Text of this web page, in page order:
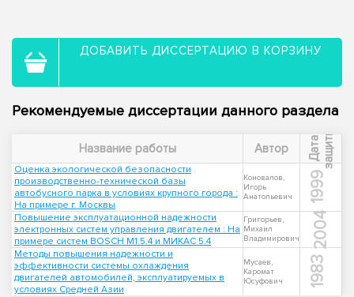
ДОБАВИТЬ ДИССЕРТАЦИЮ В КОРЗИНУ
Рекомендуемые диссертации данного раздела
Название работы Автор Д
а
т
а
з
а
щ
и
т ы
Оценка экологической безопасности
производственно-технической базы
автобусного парка в условиях крупного города :
На примере г. Москвы
Коновалов,
Игорь
Анатольевич
1999
Повышение эксплуатационной надежности
электронных систем управления двигателем : На
примере систем BOSCH M1.5.4 и МИКАС 5.4
Григорьев,
Михаил
Владимирович
2004
Методы повышения надежности и
эффективности системы охлаждения
двигателей автомобилей, эксплуатируемых в
условиях Средней Азии
Мусаев,
Каромат
Юсуфович
1983